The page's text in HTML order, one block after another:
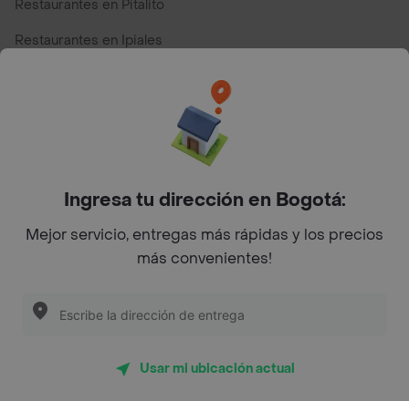
Restaurantes en Pitalito
Restaurantes en Ipiales
Top Marcas y Cadenas de Restaurantes
Encuéntranos en estos países
App Store Google play
Restaurantes cerca de mi para pedir Comida a Domicilio -
Ingresa tu dirección en Bogotá:
Mejor servicio, entregas más rápidas y los precios
más convenientes!
Usar mi ubicación actual